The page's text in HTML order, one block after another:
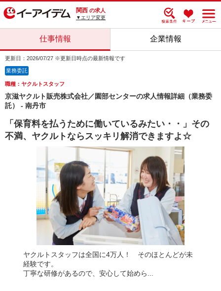
関西 の求人
▼エリア変更
仕事情報 企業情報
更新日：2026/07/27 ※更新日時点の最新情報です
業務委託
職種：ヤクルトスタッフ
京滋ヤクルト販売株式会社／園部センターの求人情報詳細（業務委
託） - 南丹市
「保育料を払うために働いているみたい・・」その
不満、ヤクルトならスッキリ解消できますよ☆
ヤクルトスタッフは全国に4万人！ そのほとんどが未
経験です。
丁寧な研修があるので、安心して始めら...